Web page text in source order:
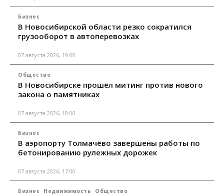
Бизнес
В Новосибирской области резко сократился
грузооборот в автоперевозках
07 августа 2026, 19:00
Общество
В Новосибирске прошёл митинг против нового
закона о памятниках
07 августа 2026, 18:00
Бизнес
В аэропорту Толмачёво завершены работы по
бетонированию рулежных дорожек
07 августа 2026, 17:00
Бизнес Недвижимость Общество